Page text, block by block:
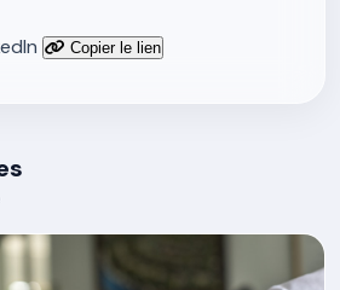
Copier le lien